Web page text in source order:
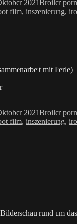
2021Kategorien
Broiler porn
film, inszenierung,
mit Perle)
2021Kategorien
Broiler porn
film, inszenierung,
rund um